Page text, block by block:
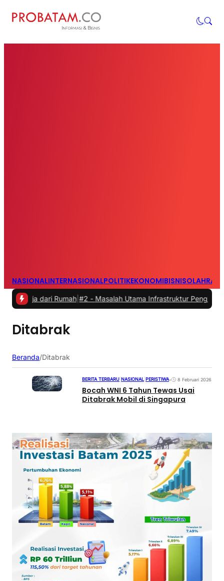
NASIONALINTERNASIONALPOLITIKEKONOMIBISNIS
dari Rumah |#2 -Masalah Utama Infrastruktur Pengisian Daya
Ditabrak
Beranda/Ditabrak
BERITA TERBARU NASIONAL PERISTIWA• 8 Februari 2026
Bocah WNI 6 Tahun Tewas Usai
Ditabrak Mobil di Singapura